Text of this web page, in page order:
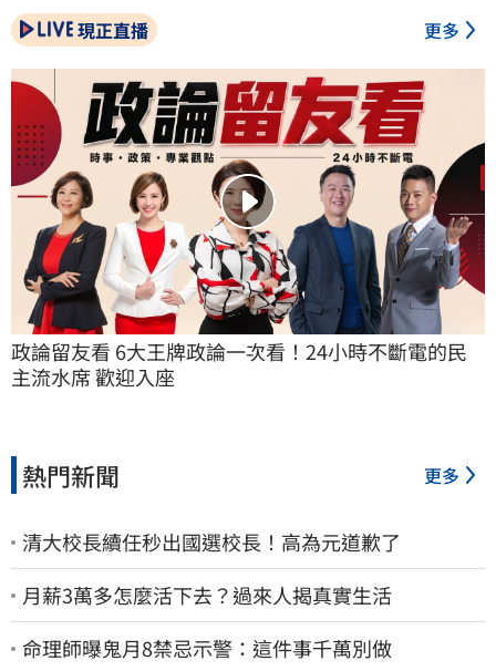
現正直播 更多
政論留友看 6大王牌政論一次看！24小時不斷電的民
主流水席 歡迎入座
熱門新聞 更多
清大校長續任秒出國選校長！高為元道歉了
月薪3萬多怎麼活下去？過來人揭真實生活
命理師曝鬼月8禁忌示警：這件事千萬別做